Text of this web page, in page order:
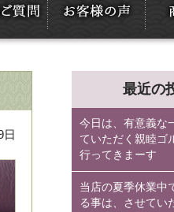
日
最近の
今日は、有意義な
ていただく親睦ゴ
行ってきまーす
当店の夏季休業中
る事は、させてい